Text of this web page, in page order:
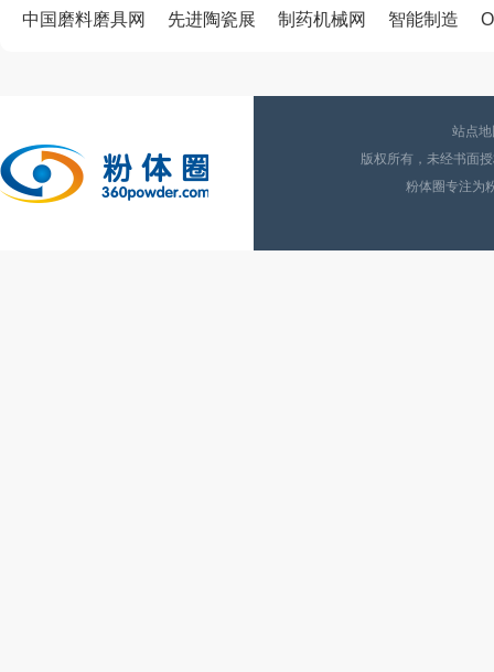
中国磨料磨具网 先进陶瓷展 制药机械网 智能制造
站点
版权所有，未经书面
粉体圈专注为